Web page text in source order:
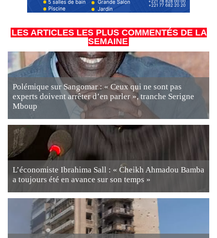
LES ARTICLES LES PLUS COMMENTÉS DE LA
SEMAINE
Polémique sur Sangomar : « Ceux qui ne sont pas
experts doivent arrêter d’en parler », tranche Serigne
Mboup
L’économiste Ibrahima Sall : « Cheikh Ahmadou Bamba
a toujours été en avance sur son temps »